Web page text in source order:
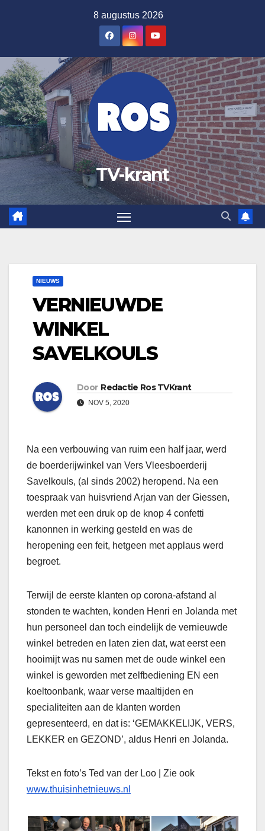
inhoud
8 augustus 2026
TV-krant
NIEUWS
VERNIEUWDE
WINKEL
SAVELKOULS
Door Redactie Ros TVKrant
NOV 5, 2020
Na een verbouwing van ruim een half jaar, werd
de boerderijwinkel van Vers Vleesboerderij
Savelkouls, (al sinds 2002) heropend. Na een
toespraak van huisvriend Arjan van der Giessen,
werden met een druk op de knop 4 confetti
kanonnen in werking gesteld en was de
heropening een feit, hetgeen met applaus werd
begroet.
Terwijl de eerste klanten op corona-afstand al
stonden te wachten, konden Henri en Jolanda met
hun personeel dan toch eindelijk de vernieuwde
winkel betreden en laten zien dat, wat eerst een
hooimijt was nu samen met de oude winkel een
winkel is geworden met zelfbediening EN een
koeltoonbank, waar verse maaltijden en
specialiteiten aan de klanten worden
gepresenteerd, en dat is: ‘GEMAKKELIJK, VERS,
LEKKER en GEZOND’, aldus Henri en Jolanda.
Tekst en foto’s Ted van der Loo | Zie ook
www.thuisinhetnieuws.nl